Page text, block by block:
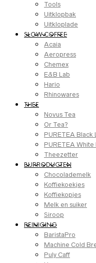
Tools
Uitklopbak
Uitkloplade
SLOW COFFEE
Acaia
Aeropress
Chemex
E&B Lab
Hario
Rhinowares
THEE
Novus Tea
Or Tea?
PURETEA Black
PURETEA White
Theezetter
BIJPRODUCTEN
Chocolademelk
Koffiekoekjes
Koffiekopjes
Melk en suiker
Siroop
REINIGING
BaristaPro
Machine Cold
Puly Caff